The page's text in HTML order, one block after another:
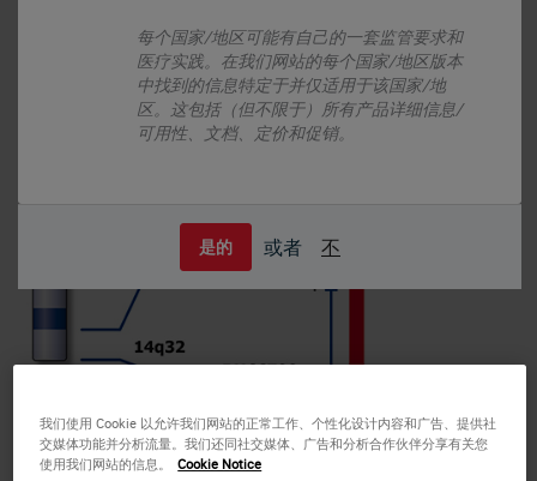
每个国家/地区可能有自己的一套监管要求和
医疗实践。在我们网站的每个国家/地区版本
中找到的信息特定于并仅适用于该国家/地
区。这包括（但不限于）所有产品详细信息/
可用性、文档、定价和促销。
是的 或者 不
我们使用 Cookie 以允许我们网站的正常工作、个性化设计内容和广告、提供社
交媒体功能并分析流量。我们还同社交媒体、广告和分析合作伙伴分享有关您
使用我们网站的信息。
Cookie Notice